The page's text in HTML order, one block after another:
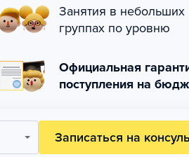
Занятия в небольших
группах по уровню
Официальная
поступления на
Записаться на